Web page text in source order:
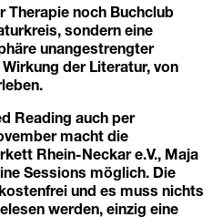
Therapie noch Buchclub
sondern eine
unangestrengter
der Literatur, von
Reading auch per
macht die
Rhein-Neckar e.V., Maja
Sessions möglich. Die
und es muss nichts
werden, einzig eine